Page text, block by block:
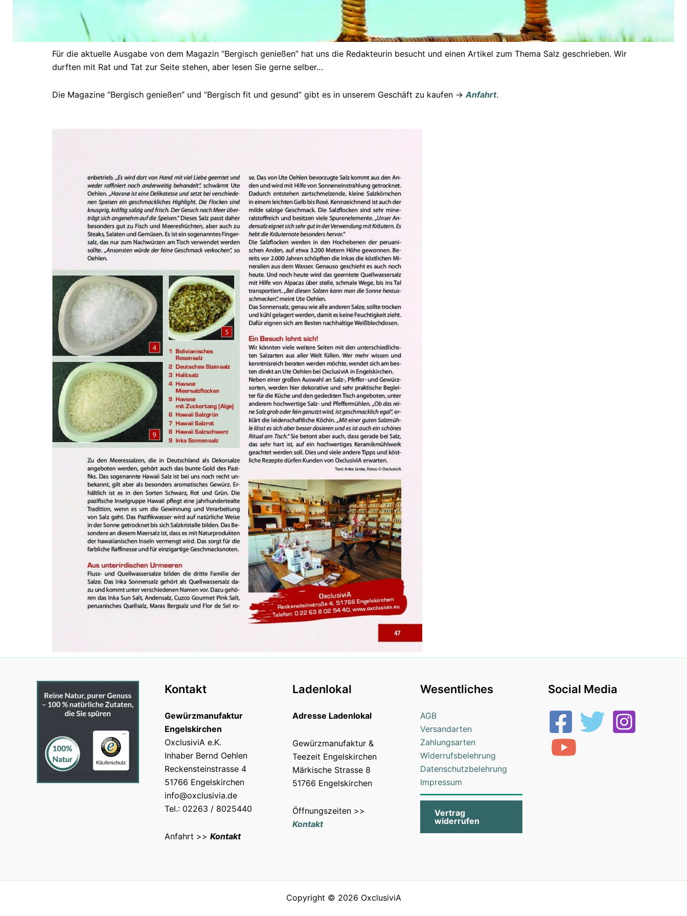
Für die aktuelle Ausgabe von dem Magazin “Bergisch genießen” hat uns die Redakteurin besucht und einen Artikel zum Thema Salz geschrieben. Wir
durften mit Rat und Tat zur Seite stehen, aber lesen Sie gerne selber…
Die Magazine “Bergisch genießen” und “Bergisch fit und gesund” gibt es in unserem Geschäft zu kaufen ->Anfahrt.
Kontakt
Gewürzmanufaktur
Engelskirchen
OxclusiviA e.K.
Inhaber Bernd Oehlen
Reckensteinstrasse 4
51766 Engelskirchen
info@oxclusivia.de
Tel.: 02263 / 8025440
Anfahrt >> Kontakt
Ladenlokal
Adresse Ladenlokal
Gewürzmanufaktur &
Teezeit Engelskirchen
Märkische Strasse 8
51766 Engelskirchen
Öffnungszeiten >>
Kontakt
Wesentliches
AGB
Versandarten
Zahlungsarten
Widerrufsbelehrung
Datenschutzbelehrung
Impressum
Vertrag
widerrufen
Social Media
Copyright © 2026 OxclusiviA